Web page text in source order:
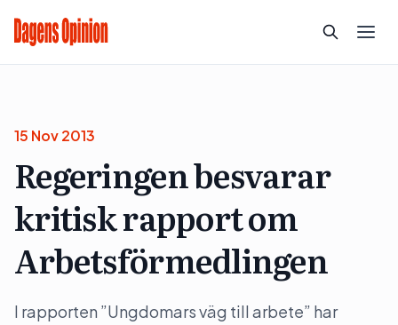
15 Nov 2013
Regeringen besvarar
kritisk rapport om
Arbetsförmedlingen
I rapporten ”Ungdomars väg till arbete” har